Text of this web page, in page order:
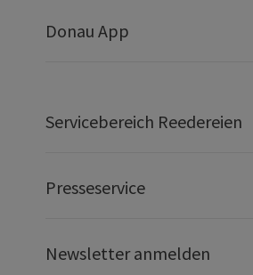
Donau App
Servicebereich Reedereien
Presseservice
Newsletter anmelden